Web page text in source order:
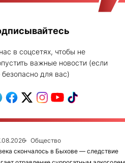
в соцсетях, чтобы не
важные новости (если
безопасно для вас)
Общество
скончалось в Быхове — следствие